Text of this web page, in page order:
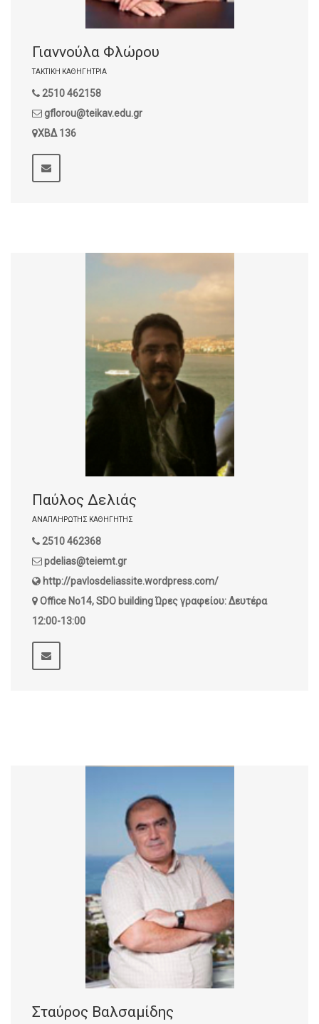
Γιαννούλα Φλώρου
ΤΑΚΤΙΚΉ ΚΑΘΗΓΉΤΡΙΑ
2510 462158
gflorou@teikav.edu.gr
ΧΒΔ 136
Παύλος Δελιάς
ΑΝΑΠΛΗΡΩΤΉΣ ΚΑΘΗΓΗΤΉΣ
2510 462368
pdelias@teiemt.gr
http://pavlosdeliassite.wordpress.com/
Office No14, SDO buildingΏρες γραφείου: Δευτέρα
12:00-13:00
Σταύρος Βαλσαμίδης